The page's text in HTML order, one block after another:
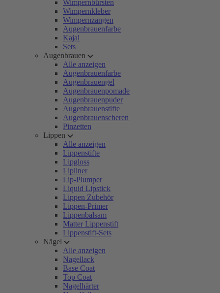
Wimpernbürsten
Wimpernkleber
Wimpernzangen
Augenbrauenfarbe
Kajal
Sets
Augenbrauen
Alle anzeigen
Augenbrauenfarbe
Augenbrauengel
Augenbrauenpomade
Augenbrauenpuder
Augenbrauenstifte
Augenbrauenscheren
Pinzetten
Lippen
Alle anzeigen
Lippenstifte
Lipgloss
Lipliner
Lip-Plumper
Liquid Lipstick
Lippen Zubehör
Lippen-Primer
Lippenbalsam
Matter Lippenstift
Lippenstift-Sets
Nägel
Alle anzeigen
Nagellack
Base Coat
Top Coat
Nagelhärter